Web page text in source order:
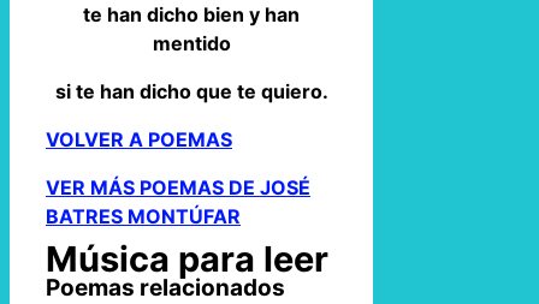
te han dicho bien y han
mentido
si te han dicho que te quiero.
VOLVER A POEMAS
VER MÁS POEMAS DE JOSÉ
BATRES MONTÚFAR
Música para leer
Poemas relacionados